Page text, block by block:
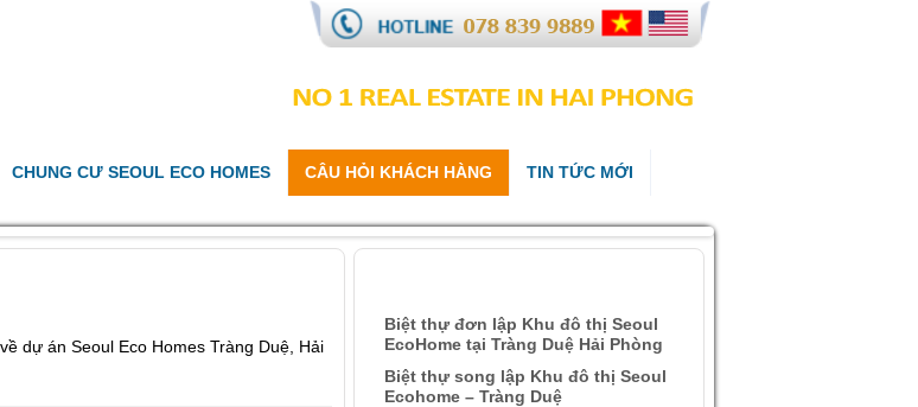
CHUNG CƯ SEOUL ECO HOMES CÂU HỎI KHÁCH HÀNG TIN TỨC MỚI
dự án Seoul Eco Homes Tràng Duệ, Hải
Biệt thự đơn lập Khu đô thị Seoul
EcoHome tại Tràng Duệ Hải Phòng
Biệt thự song lập Khu đô thị Seoul
Ecohome – Tràng Duệ